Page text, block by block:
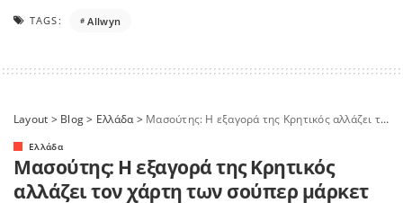
TAGS: Allwyn
Layout > Blog> Ελλάδα> Μασούτης: Η εξαγορά της Κρητικός αλλάζει τον χάρτη των σούπερ μάρκετ στην Ελλάδα
Ελλάδα
Μασούτης: Η εξαγορά της Κρητικός
αλλάζει τον χάρτη των σούπερ μάρκετ